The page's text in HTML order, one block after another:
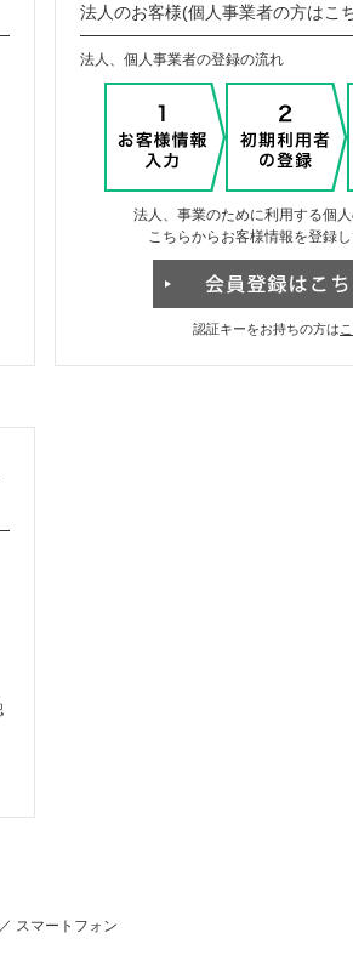
法人のお客様(個人事業者の方はこ
法人、個人事業者の登録の流れ
法人、事業のために利用する個人
こちらからお客様情報を登録し
認証キーをお持ちの方は
スマートフォン